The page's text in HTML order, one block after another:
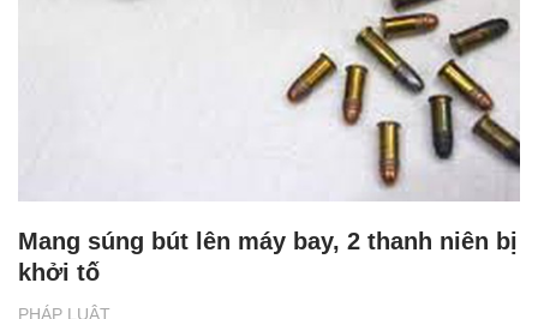
PHÁP LUẬT
Mang súng bút lên máy bay, 2 thanh niên bị
khởi tố